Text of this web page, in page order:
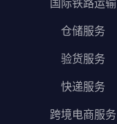
仓储服务
验货服务
快递服务
跨境电商服务